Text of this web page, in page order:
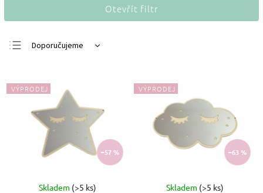
Otevřít filtr
Doporučujeme
Nejdražší
Nejprodávanější
Abecedně
VÝPRODEJ
–57 %
Skladem (>5 ks)
VÝPRODEJ
–63 %
Skladem (>5 ks)